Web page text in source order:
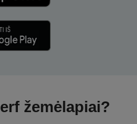
žemėlapiai?